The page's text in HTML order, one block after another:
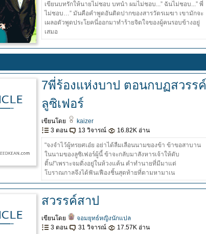
เขียนบทรักให้นายไม่ชอบ บทนำ ผมไม่ชอบ...” ฉันไม่ชอบ...” พี่
ไม่ชอบ…” มันคือคำพูดอันติดปากของสารวัตรเมฆา เขามักจะ
เผลอตัวพูดประโยคนี่ออกมาทำร้ายจิตใจของผู้คนรอบข้างอยู่
เสมอ
7พี่ร้องแห่งบาป ตอนกบฏสวรรค์
ลูซิเฟอร์
เขียนโดย
kaizer
3 ตอน
13 วิจารณ์ 16.82K อ่าน
"จงจำไว้ผู้ทรยศเอ๋ย อย่าได้ลืมเลือนนามของข้า ข้าขอสาบาน
ในนามของลูซิเฟอร์ผู้นี้ ข้าจะกลับมาสังหารเจ้าให้ดับ
ดิ้น!"เพราะจมดิ่งอยู่ในห้วงแค้น คำทำนายที่มีมาแต่
โบราณกาลจึงได้ฟันเฟืองชิ้นสุดท้ายที่ตามหามาเน
สวรรค์สาป
เขียนโดย
จอมยุทธ์หญิงนักแปล
3 ตอน
31 วิจารณ์ 17.57K อ่าน